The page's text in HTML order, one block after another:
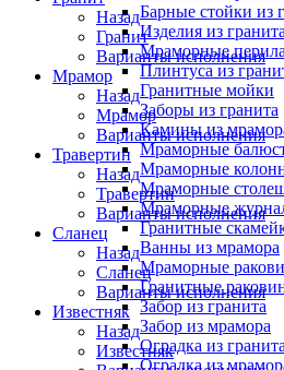
Барные стойки из
Изделия из гранита
Мраморные перила
Плинтуса из
Гранитные мойки
Заборы из гранита
Камины из
Мраморные
Мраморные
Мраморные
Мраморные
Гранитные
Ванны из мрамора
Мраморные
Гранитные
Забор из гранита
Забор из мрамора
Оградка из гранита
Оградка из
Назад
Гранит
Варианты исполнения
Мрамор
Назад
Мрамор
Варианты исполнения
Травертин
Назад
Травертин
Варианты исполнения
Сланец
Назад
Сланец
Варианты исполнения
Известняк
Назад
Известняк